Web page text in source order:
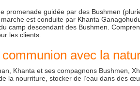
promenade guidée par des Bushmen
est conduite par Khanta
camp descendant des Bushmen.
les clients.
avec la
Khanta et ses compagnons Bushmen,
la nourriture, stocker de l’eau dans des